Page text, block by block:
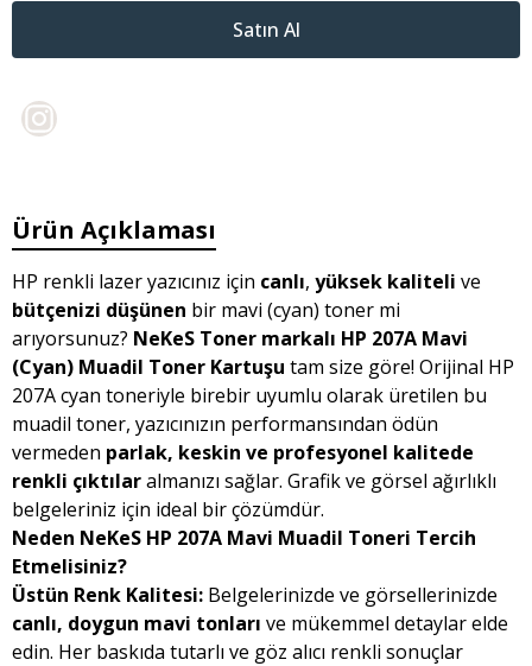
Satın Al
Ürün Açıklaması
HP renkli lazer yazıcınız için canlı, yüksek kaliteli ve
bütçenizi düşünen bir mavi (cyan) toner mi
arıyorsunuz? NeKeS Toner markalı HP 207A Mavi
(Cyan) Muadil Toner Kartuşu tam size göre! Orijinal HP
207A cyan toneriyle birebir uyumlu olarak üretilen bu
muadil toner, yazıcınızın performansından ödün
vermeden parlak, keskin ve profesyonel kalitede
renkli çıktılaralmanızı sağlar. Grafik ve görsel ağırlıklı
belgeleriniz için ideal bir çözümdür.
Neden NeKeS HP 207A Mavi Muadil Toneri Tercih
Etmelisiniz?
Üstün Renk Kalitesi: Belgelerinizde ve görsellerinizde
canlı, doygun mavi tonları ve mükemmel detaylar elde
edin. Her baskıda tutarlı ve göz alıcı renkli sonuçlar